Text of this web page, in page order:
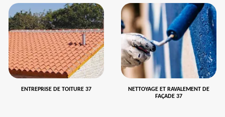
ENTREPRISE DE TOITURE 37
NETTOYAGE ET RAVALEMENT DE
FAÇADE 37